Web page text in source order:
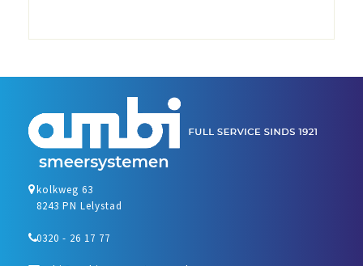
kolkweg 63
8243 PN Lelystad
0320 - 26 17 77